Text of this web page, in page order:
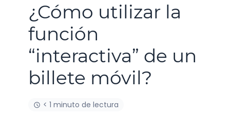
¿Cómo utilizar la
función
“interactiva” de un
billete móvil?
< 1 minuto de lectura